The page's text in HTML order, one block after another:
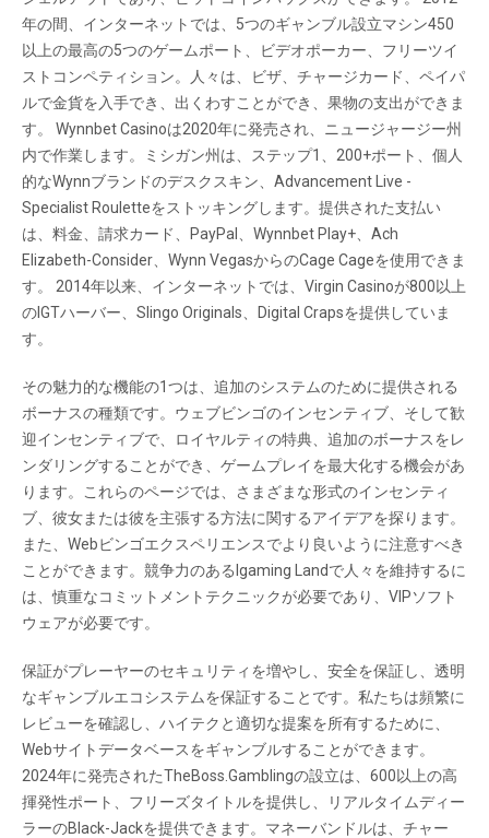
年の間、インターネットでは、5つのギャンブル設立マシン450
以上の最高の5つのゲームポート、ビデオポーカー、フリーツイ
ストコンペティション。人々は、ビザ、チャージカード、ペイパ
ルで金貨を入手でき、出くわすことができ、果物の支出ができま
す。 Wynnbet Casinoは2020年に発売され、ニュージャージー州
内で作業します。ミシガン州は、ステップ1、200+ポート、個人
的なWynnブランドのデスクスキン、Advancement Live -
Specialist Rouletteをストッキングします。提供された支払い
は、料金、請求カード、PayPal、Wynnbet Play+、Ach
Elizabeth-Consider、Wynn VegasからのCage Cageを使用できま
す。 2014年以来、インターネットでは、Virgin Casinoが800以上
のIGTハーバー、Slingo Originals、Digital Crapsを提供していま
す。
その魅力的な機能の1つは、追加のシステムのために提供される
ボーナスの種類です。ウェブビンゴのインセンティブ、そして歓
迎インセンティブで、ロイヤルティの特典、追加のボーナスをレ
ンダリングすることができ、ゲームプレイを最大化する機会があ
ります。これらのページでは、さまざまな形式のインセンティ
ブ、彼女または彼を主張する方法に関するアイデアを探ります。
また、Webビンゴエクスペリエンスでより良いように注意すべき
ことができます。競争力のあるIgaming Landで人々を維持するに
は、慎重なコミットメントテクニックが必要であり、VIPソフト
ウェアが必要です。
保証がプレーヤーのセキュリティを増やし、安全を保証し、透明
なギャンブルエコシステムを保証することです。私たちは頻繁に
レビューを確認し、ハイテクと適切な提案を所有するために、
Webサイトデータベースをギャンブルすることができます。
2024年に発売されたTheBoss.Gamblingの設立は、600以上の高
揮発性ポート、フリーズタイトルを提供し、リアルタイムディー
ラーのBlack-Jackを提供できます。マネーバンドルは、チャー